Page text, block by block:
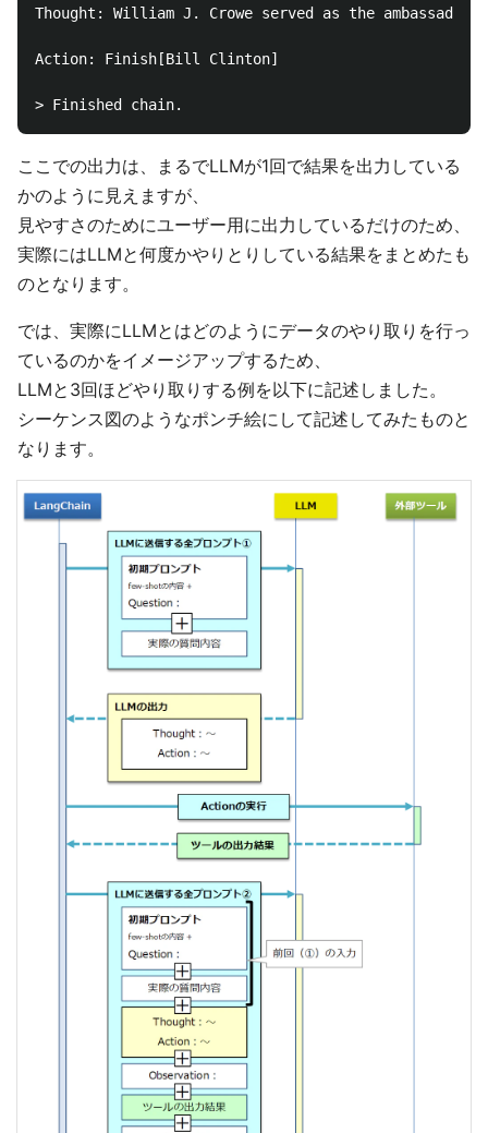
Thought: William J. Crowe served as the
Action: Finish[Bill Clinton]
ここでの出力は、まるでLLMが1回で結果を出力している
かのように見えますが、
見やすさのためにユーザー用に出力しているだけのため、
実際にはLLMと何度かやりとりしている結果をまとめたも
のとなります。
では、実際にLLMとはどのようにデータのやり取りを行っ
ているのかをイメージアップするため、
LLMと3回ほどやり取りする例を以下に記述しました。
シーケンス図のようなポンチ絵にして記述してみたものと
なります。